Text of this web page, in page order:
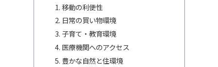
移動の利便性
日常の買い物環境
子育て・教育環境
医療機関へのアクセス
豊かな自然と住環境